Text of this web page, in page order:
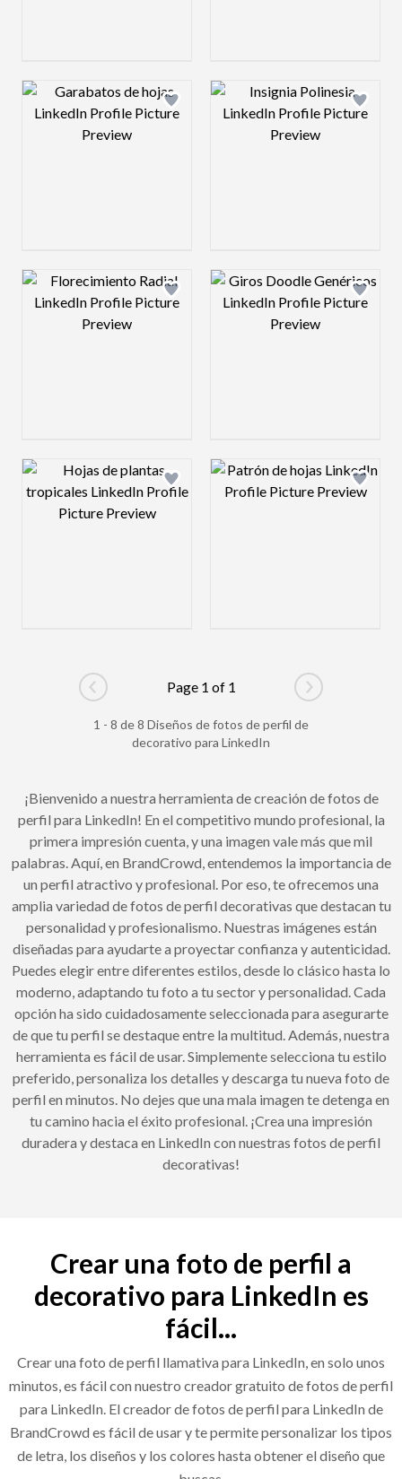
Design preview image Design preview
Design preview image Design preview
Design preview image Design preview
Go to previous page
Page 1 of 1
Go to next
1 - 8 de 8 Diseños de fotos de perfil de
decorativo para LinkedIn
¡Bienvenido a nuestra herramienta de creación de fotos de
perfil para LinkedIn! En el competitivo mundo profesional, la
primera impresión cuenta, y una imagen vale más que mil
palabras. Aquí, en BrandCrowd, entendemos la importancia de
un perfil atractivo y profesional. Por eso, te ofrecemos una
amplia variedad de fotos de perfil decorativas que destacan tu
personalidad y profesionalismo. Nuestras imágenes están
diseñadas para ayudarte a proyectar confianza y autenticidad.
Puedes elegir entre diferentes estilos, desde lo clásico hasta lo
moderno, adaptando tu foto a tu sector y personalidad. Cada
opción ha sido cuidadosamente seleccionada para asegurarte
de que tu perfil se destaque entre la multitud. Además, nuestra
herramienta es fácil de usar. Simplemente selecciona tu estilo
preferido, personaliza los detalles y descarga tu nueva foto de
perfil en minutos. No dejes que una mala imagen te detenga en
tu camino hacia el éxito profesional. ¡Crea una impresión
duradera y destaca en LinkedIn con nuestras fotos de perfil
decorativas!
Crear una foto de perfil a
decorativo para LinkedIn es
fácil...
Crear una foto de perfil llamativa para LinkedIn, en solo unos
minutos, es fácil con nuestro creador gratuito de fotos de perfil
para LinkedIn. El creador de fotos de perfil para LinkedIn de
BrandCrowd es fácil de usar y te permite personalizar los tipos
de letra, los diseños y los colores hasta obtener el diseño que